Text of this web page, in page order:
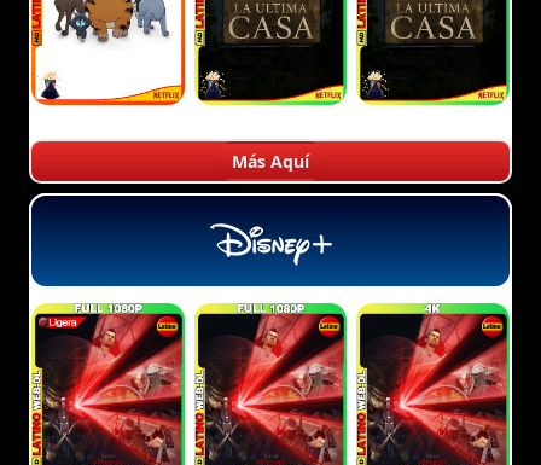
Más Aquí